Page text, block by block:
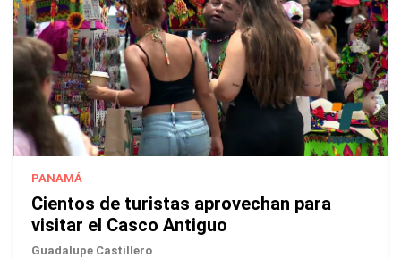
PANAMÁ
Cientos de turistas aprovechan para
visitar el Casco Antiguo
Guadalupe Castillero